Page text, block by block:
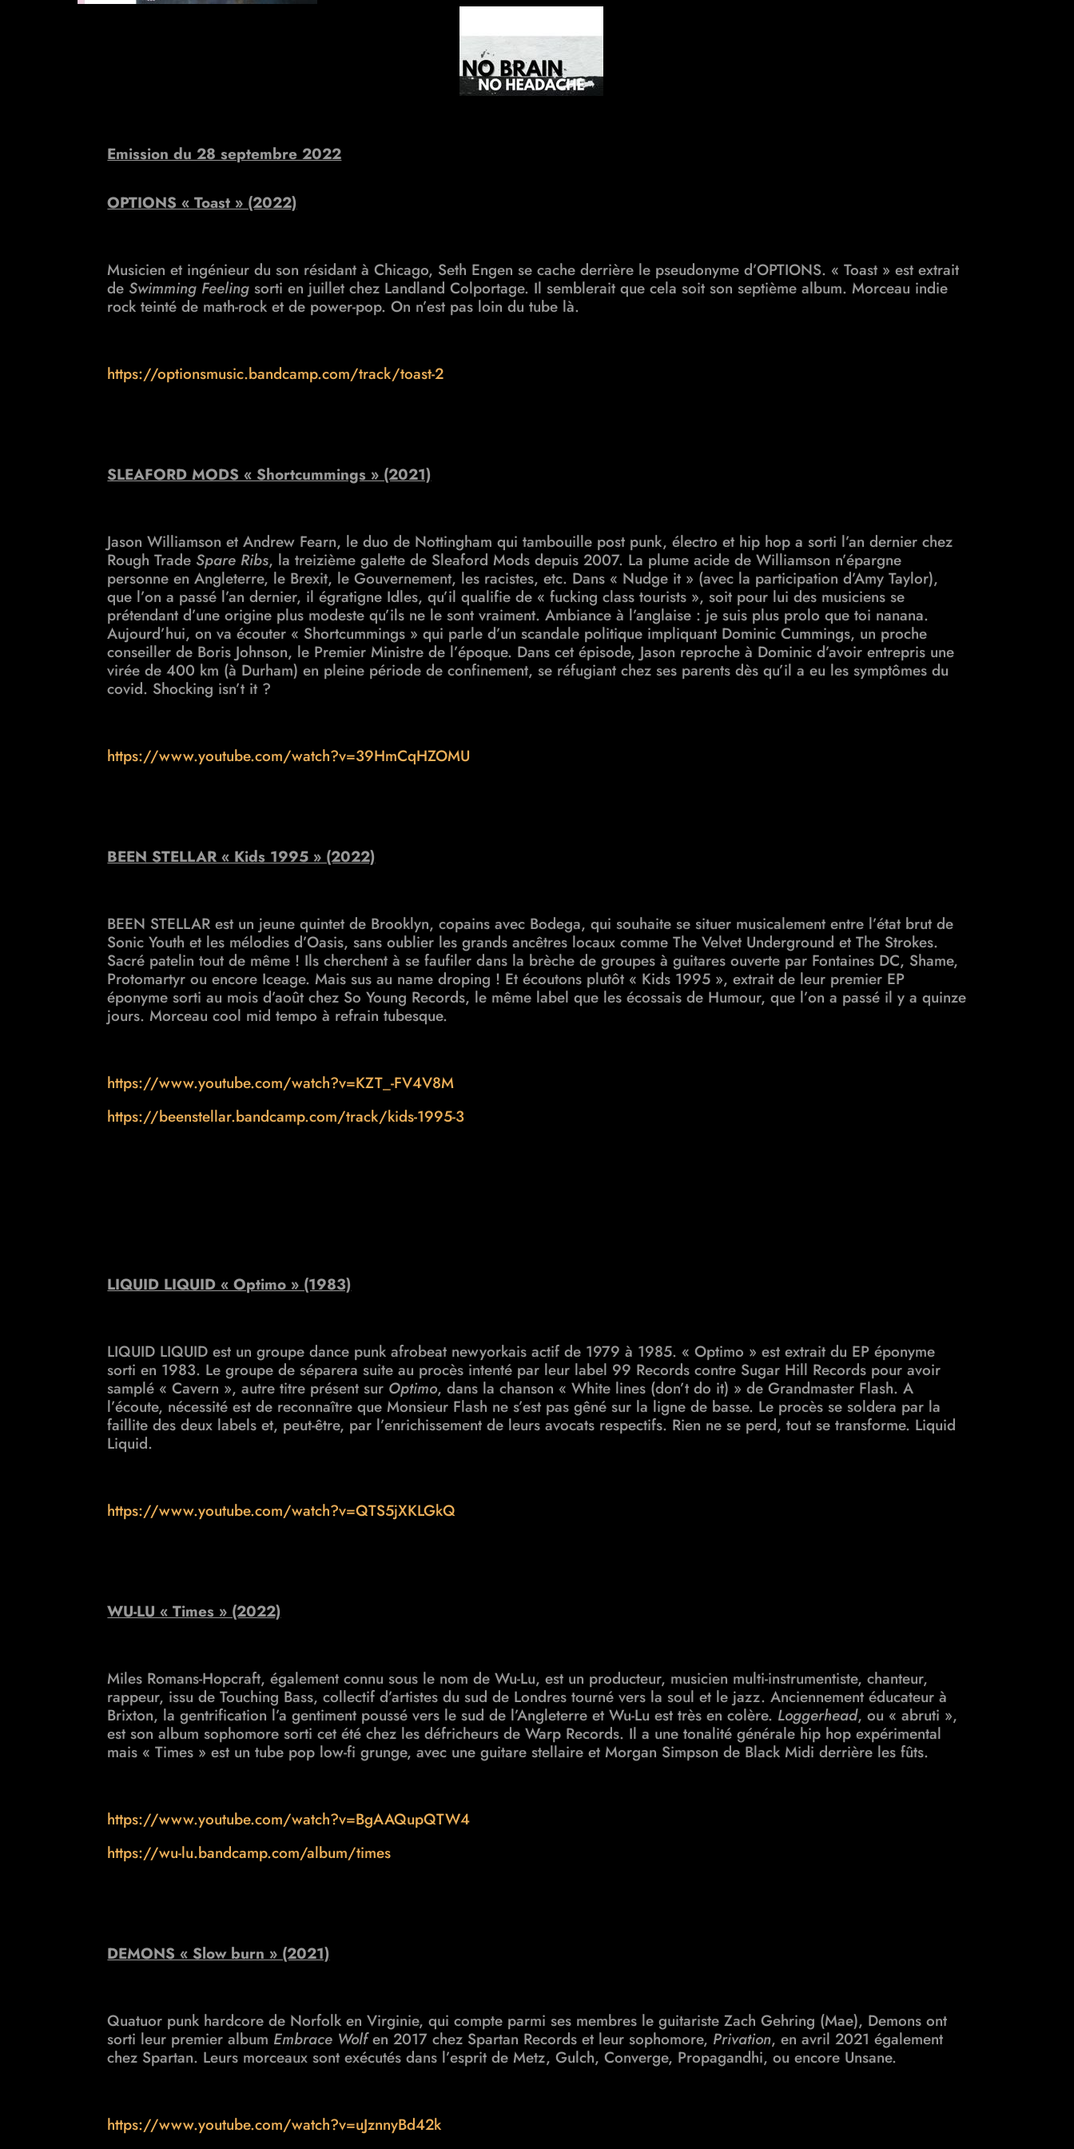
Emission du 28 septembre 2022
OPTIONS « Toast » (2022)
Musicien et ingénieur du son résidant à Chicago, Seth Engen se cache derrière le pseudonyme d’OPTIONS. « Toast » est extrait
de Swimming Feeling sorti en juillet chez Landland Colportage. Il semblerait que cela soit son septième album. Morceau indie
rock teinté de math-rock et de power-pop. On n’est pas loin du tube là.
https://optionsmusic.bandcamp.com/track/toast-2
SLEAFORD MODS « Shortcummings » (2021)
Jason Williamson et Andrew Fearn, le duo de Nottingham qui tambouille post punk, électro et hip hop a sorti l’an dernier chez
Rough Trade Spare Ribs, la treizième galette de Sleaford Mods depuis 2007. La plume acide deWilliamson n’épargne
personne en Angleterre, le Brexit, le Gouvernement, les racistes, etc. Dans « Nudge it » (avec la participation d’Amy Taylor),
que l’on a passé l’an dernier, il égratigne Idles, qu’il qualifie de « fucking class tourists », soit pour lui des musiciens se
prétendant d’une origine plus modeste qu’ils ne le sont vraiment. Ambiance à l’anglaise : je suis plus prolo que toi nanana.
Aujourd’hui, on va écouter « Shortcummings » qui parle d’un scandale politique impliquant Dominic Cummings, un proche
conseiller de Boris Johnson, le Premier Ministre de l’époque. Dans cet épisode, Jason reproche à Dominic d’avoir entrepris une
virée de 400 km (à Durham) en pleine période de confinement, se réfugiant chez ses parents dès qu’il a eu les symptômes du
covid. Shocking isn’t it ?
https://www.youtube.com/watch?v=39HmCqHZOMU
BEEN STELLAR « Kids 1995 » (2022)
BEEN STELLAR est un jeune quintet de Brooklyn, copains avec Bodega, qui souhaite se situer musicalement entre l’état brut de
Sonic Youth et les mélodies d’Oasis, sans oublier les grands ancêtres locaux comme The Velvet Underground et The Strokes.
Sacré patelin tout de même ! Ils cherchent à se faufiler dans la brèche de groupes à guitares ouverte par Fontaines DC, Shame,
Protomartyr ou encore Iceage. Mais sus au name droping ! Et écoutons plutôt « Kids 1995 », extrait de leur premier EP
éponyme sorti au mois d’août chez So Young Records, le même label que les écossais de Humour, que l’on a passé il y a quinze
jours. Morceau cool mid tempo à refrain tubesque.
https://www.youtube.com/watch?v=KZT_-FV4V8M
https://beenstellar.bandcamp.com/track/kids-1995-3
LIQUID LIQUID « Optimo » (1983)
LIQUID LIQUID est un groupe dance punk afrobeat newyorkais actif de 1979 à 1985. « Optimo » est extrait du EP éponyme
sorti en 1983. Le groupe de séparera suite au procès intenté par leur label 99 Records contre Sugar Hill Records pour avoir
samplé « Cavern », autre titre présent sur Optimo, dans la chanson « White lines (don’t do it) » de Grandmaster Flash. A
l’écoute, nécessité est de reconnaître que Monsieur Flash ne s’est pas gêné sur la ligne de basse. Le procès se soldera par la
faillite des deux labels et, peut-être, par l’enrichissement de leurs avocats respectifs. Rien ne se perd, tout se transforme. Liquid
Liquid.
https://www.youtube.com/watch?v=QTS5jXKLGkQ
WU-LU « Times » (2022)
Miles Romans-Hopcraft, également connu sous le nom de Wu-Lu, est un producteur, musicien multi-instrumentiste, chanteur,
rappeur, issu de Touching Bass, collectif d’artistes du sud de Londres tourné vers la soul et le jazz. Anciennement éducateur à
Brixton, la gentrification l’a gentiment poussé vers le sud de l’Angleterre et Wu-Lu est très en colère. Loggerhead, ou « abruti »,
est son album sophomore sorti cet été chez les défricheurs de Warp Records. Il a une tonalité générale hip hop expérimental
mais « Times » est un tube pop low-fi grunge, avec une guitare stellaire et Morgan Simpson de Black Midi derrière les fûts.
https://www.youtube.com/watch?v=BgAAQupQTW4
https://wu-lu.bandcamp.com/album/times
DEMONS « Slow burn » (2021)
Quatuor punk hardcore de Norfolk en Virginie, qui compte parmi ses membres le guitariste Zach Gehring (Mae), Demons ont
sorti leur premieralbum Embrace Wolfen 2017 chez Spartan Records et leur sophomore, Privation, en avril 2021 également
chez Spartan. Leurs morceaux sont exécutés dans l’esprit deMetz, Gulch, Converge, Propagandhi, ou encore Unsane.
https://www.youtube.com/watch?v=uJznnyBd42k